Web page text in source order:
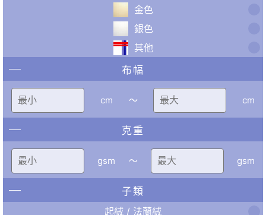
金色
銀色
其他
布幅
cm 〜 cm
克重
gsm 〜 gsm
子類
起絨 / 法蘭絨